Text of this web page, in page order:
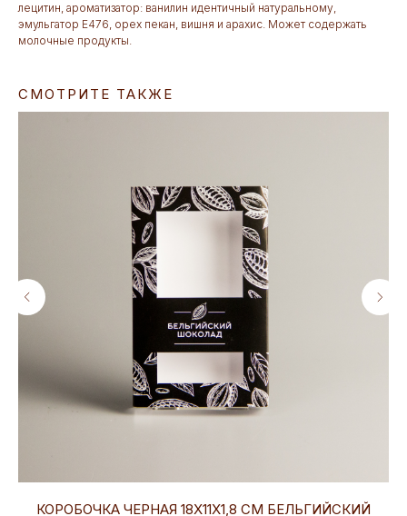
лецитин, ароматизатор: ванилин идентичный натуральному,
эмульгатор Е476, орех пекан, вишня и арахис. Может содержать
молочные продукты.
СМОТРИТЕ ТАКЖЕ
КОРОБОЧКА ЧЕРНАЯ 18Х11Х1,8 СМ БЕЛЬГИЙСКИЙ